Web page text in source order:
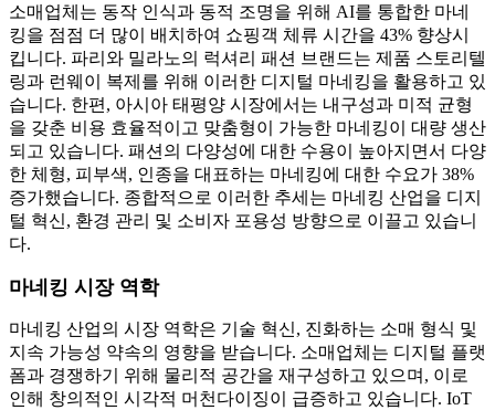
소매업체는 동작 인식과 동적 조명을 위해 AI를 통합한 마네
킹을 점점 더 많이 배치하여 쇼핑객 체류 시간을 43% 향상시
킵니다. 파리와 밀라노의 럭셔리 패션 브랜드는 제품 스토리텔
링과 런웨이 복제를 위해 이러한 디지털 마네킹을 활용하고 있
습니다. 한편, 아시아 태평양 시장에서는 내구성과 미적 균형
을 갖춘 비용 효율적이고 맞춤형이 가능한 마네킹이 대량 생산
되고 있습니다. 패션의 다양성에 대한 수용이 높아지면서 다양
한 체형, 피부색, 인종을 대표하는 마네킹에 대한 수요가 38%
증가했습니다. 종합적으로 이러한 추세는 마네킹 산업을 디지
털 혁신, 환경 관리 및 소비자 포용성 방향으로 이끌고 있습니
다.
마네킹 시장 역학
마네킹 산업의 시장 역학은 기술 혁신, 진화하는 소매 형식 및
지속 가능성 약속의 영향을 받습니다. 소매업체는 디지털 플랫
폼과 경쟁하기 위해 물리적 공간을 재구성하고 있으며, 이로
인해 창의적인 시각적 머천다이징이 급증하고 있습니다. IoT